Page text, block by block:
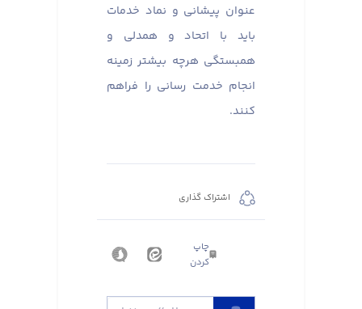
عنوان پیشانی و نماد خدمات
باید با اتحاد و همدلی و
همبستگی هرچه بیشتر زمینه
انجام خدمت رسانی را فراهم
کنند.
اشتراک گذاری
چاپ
کردن